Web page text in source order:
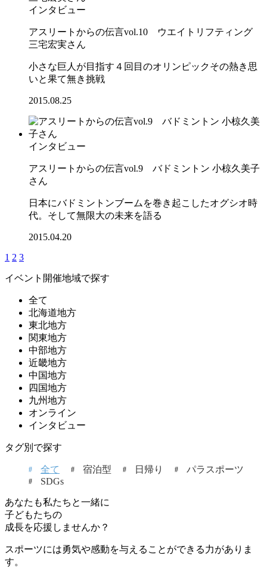
インタビュー
アスリートからの伝言vol.10 ウエイトリフティング
三宅宏実さん
小さな巨人が目指す４回目のオリンピックその熱き思
いと果て無き挑戦
2015.08.25
インタビュー
アスリートからの伝言vol.9 バドミントン 小椋久美子
さん
日本にバドミントンブームを巻き起こしたオグシオ時
代。そして無限大の未来を語る
2015.04.20
1 2 3
イベント開催地域で探す
全て
北海道地方
東北地方
関東地方
中部地方
近畿地方
中国地方
四国地方
九州地方
オンライン
インタビュー
タグ別で探す
全て 宿泊型 日帰り
パラスポーツ
SDGs
あなたも私たちと一緒に
子どもたちの
成長を応援しませんか？
スポーツには勇気や感動を与えることができる力がありま
す。